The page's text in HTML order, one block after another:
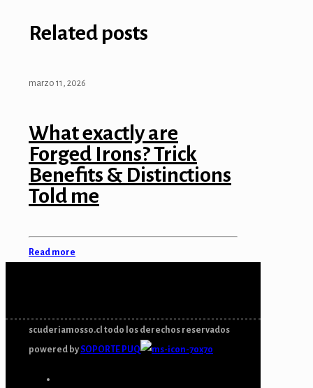
Related posts
marzo 11, 2026
What exactly are
Forged Irons? Trick
Benefits & Distinctions
Told me
Read more
scuderiamosso.cl todo los derechos reservados
powered bySOPORTE PUQ